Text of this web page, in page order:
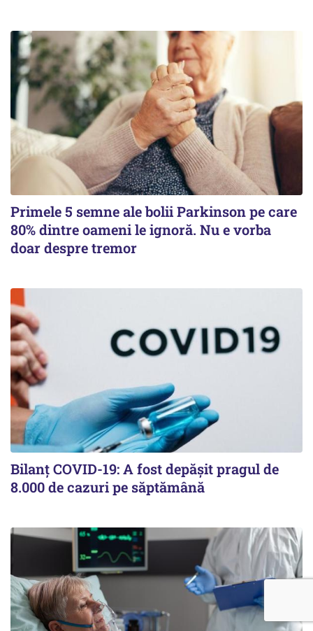
Primele 5 semne ale bolii Parkinson pe care
80% dintre oameni le ignoră. Nu e vorba
doar despre tremor
Bilanț COVID-19: A fost depășit pragul de
8.000 de cazuri pe săptămână